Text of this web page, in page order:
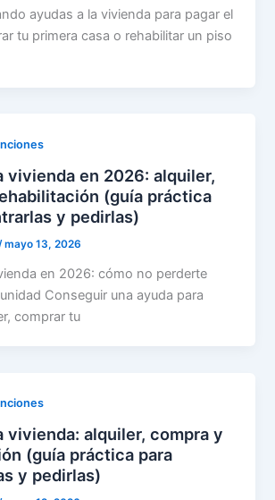
ayudas a la vivienda para pagar el
tu primera casa o rehabilitar un piso
vivienda en 2026: alquiler,
(guía práctica
y pedirlas)
/mayo 13, 2026
en 2026: cómo no perderte
Conseguir una ayuda para
comprar tu
vivienda: alquiler, compra y
(guía práctica para
y pedirlas)